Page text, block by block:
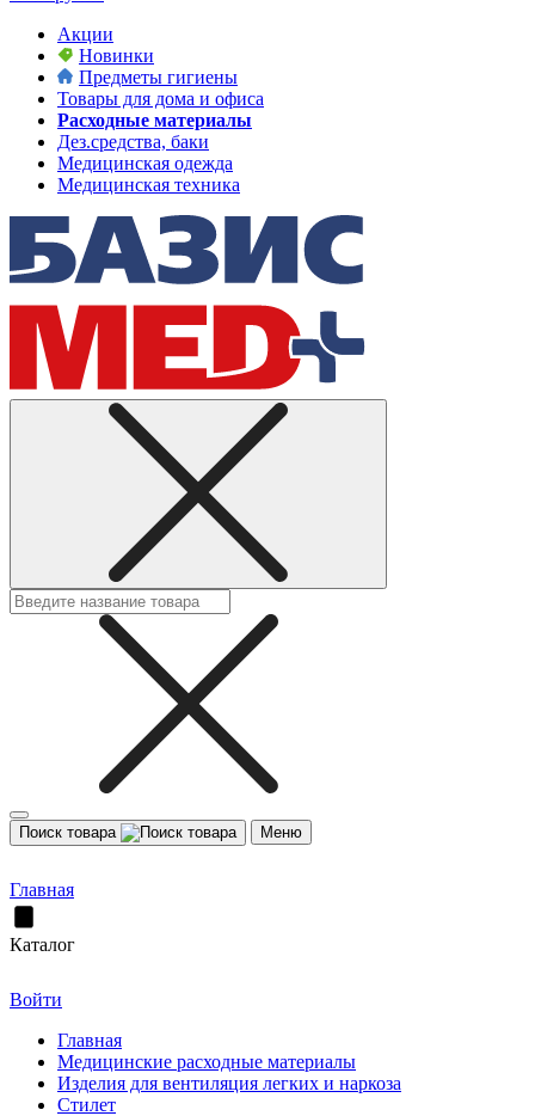
Акции
Новинки
Предметы гигиены
Товары для дома и офиса
Расходные материалы
Дез.средства, баки
Медицинская одежда
Медицинская техника
Поиск товара Меню
Главная
Каталог
Войти
Главная
Медицинские расходные материалы
Изделия для вентиляция легких и наркоза
Стилет